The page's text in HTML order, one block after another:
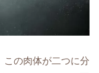
この肉体が二つに分